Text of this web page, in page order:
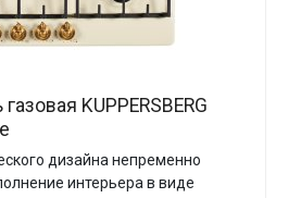
KUPPERSBERG
дизайна непременно
интерьера в виде